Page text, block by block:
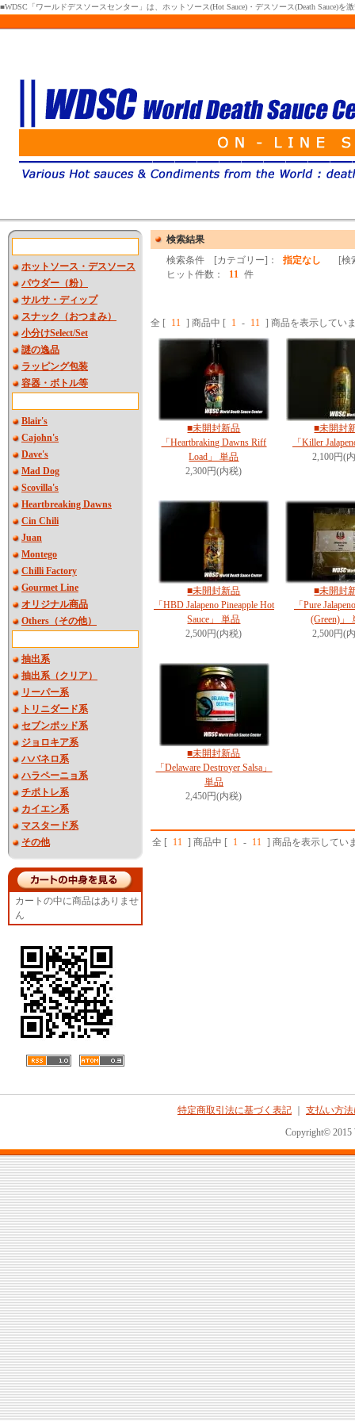
■WDSC「ワールドデスソースセンター」は、ホットソース(Hot Sauce)・デスソース(Death Sauce)
ホットソース・デスソース
パウダー（粉）
サルサ・ディップ
スナック（おつまみ）
小分けSelect/Set
謎の逸品
ラッピング包装
容器・ボトル等
Blair's
Cajohn's
Dave's
Mad Dog
Scovilla's
Heartbreaking Dawns
Cin Chili
Juan
Montego
Chilli Factory
Gourmet Line
オリジナル商品
Others（その他）
抽出系
抽出系（クリア）
リーパー系
トリニダード系
セブンポッド系
ジョロキア系
ハバネロ系
ハラペーニョ系
チポトレ系
カイエン系
マスタード系
その他
カートの中に商品はありませ
ん
検索結果
検索条件 [カテゴリー]：
指定なし
[検
ヒット件数：
11 件
全 [ 11 ] 商品中 [ 1 - 11 ] 商品を表示してい
■未開封新品
「Heartbraking Dawns Riff
Load」 単品
2,300円(内税)
■未開封
「Killer
2,100円(
■未開封新品
「HBD Jalapeno Pineapple Hot
Sauce」 単品
2,500円(内税)
■未開封
「Pure
(Green)」
2,500円(
■未開封新品
「Delaware Destroyer Salsa」
単品
2,450円(内税)
全 [ 11 ] 商品中 [ 1 - 11 ] 商品を表示してい
特定商取引法に基づく表記
支払い方
Copyright© 2015